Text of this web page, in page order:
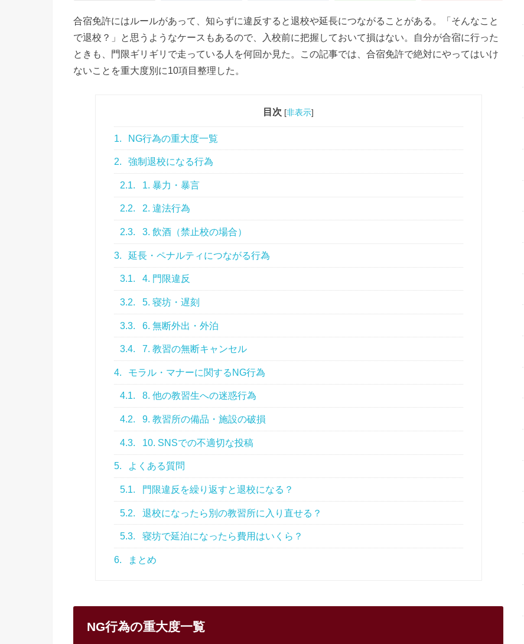
合宿免許にはルールがあって、知らずに違反すると退校や延長につながることがある。「そんなこと
で退校？」と思うようなケースもあるので、入校前に把握しておいて損はない。自分が合宿に行った
ときも、門限ギリギリで走っている人を何回か見た。この記事では、合宿免許で絶対にやってはいけ
ないことを重大度別に10項目整理した。
目次 [非表示]
1. NG行為の重大度一覧
2. 強制退校になる行為
2.1. 1. 暴力・暴言
2.2. 2. 違法行為
2.3. 3. 飲酒（禁止校の場合）
3. 延長・ペナルティにつながる行為
3.1. 4. 門限違反
3.2. 5. 寝坊・遅刻
3.3. 6. 無断外出・外泊
3.4. 7. 教習の無断キャンセル
4. モラル・マナーに関するNG行為
4.1. 8. 他の教習生への迷惑行為
4.2. 9. 教習所の備品・施設の破損
4.3. 10. SNSでの不適切な投稿
5. よくある質問
5.1. 門限違反を繰り返すと退校になる？
5.2. 退校になったら別の教習所に入り直せる？
5.3. 寝坊で延泊になったら費用はいくら？
6. まとめ
NG行為の重大度一覧